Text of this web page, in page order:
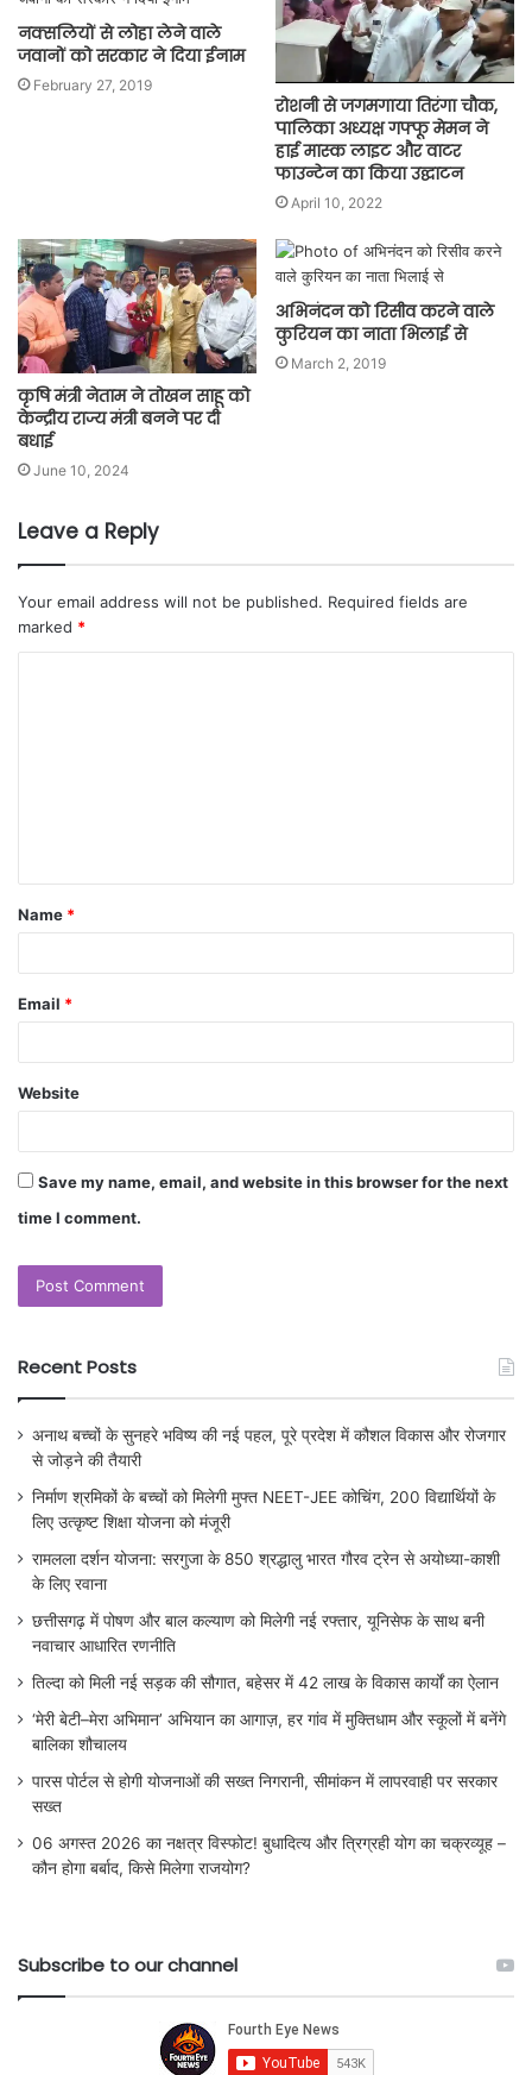
नक्सलियों से लोहा लेने वाले
जवानों को सरकार ने दिया ईनाम
February 27, 2019
रोशनी से जगमगाया तिरंगा चौक,
पालिका अध्यक्ष गफ्फू मेमन ने
हाई मास्क लाइट और वाटर
फाउन्टेन का किया उद्घाटन
April 10, 2022
कृषि मंत्री नेताम ने तोखन साहू को
केन्द्रीय राज्य मंत्री बनने पर दी
बधाई
June 10, 2024
अभिनंदन को रिसीव करने वाले
कुरियन का नाता भिलाई से
March 2, 2019
Leave a Reply
Your email address will not be published. Required fields are
marked *
Name *
Email *
Website
Save my name, email, and website in this browser for the next
time I comment.
Recent Posts
अनाथ बच्चों के सुनहरे भविष्य की नई पहल, पूरे प्रदेश में कौशल विकास और रोजगार
से जोड़ने की तैयारी
निर्माण श्रमिकों के बच्चों को मिलेगी मुफ्त NEET-JEE कोचिंग, 200 विद्यार्थियों के
लिए उत्कृष्ट शिक्षा योजना को मंजूरी
रामलला दर्शन योजना: सरगुजा के 850 श्रद्धालु भारत गौरव ट्रेन से अयोध्या-काशी
के लिए रवाना
छत्तीसगढ़ में पोषण और बाल कल्याण को मिलेगी नई रफ्तार, यूनिसेफ के साथ बनी
नवाचार आधारित रणनीति
तिल्दा को मिली नई सड़क की सौगात, बहेसर में 42 लाख के विकास कार्यों का ऐलान
‘मेरी बेटी–मेरा अभिमान’ अभियान का आगाज़, हर गांव में मुक्तिधाम और स्कूलों में बनेंगे
बालिका शौचालय
पारस पोर्टल से होगी योजनाओं की सख्त निगरानी, सीमांकन में लापरवाही पर सरकार
सख्त
06 अगस्त 2026 का नक्षत्र विस्फोट! बुधादित्य और त्रिग्रही योग का चक्रव्यूह –
कौन होगा बर्बाद, किसे मिलेगा राजयोग?
Subscribe to our channel